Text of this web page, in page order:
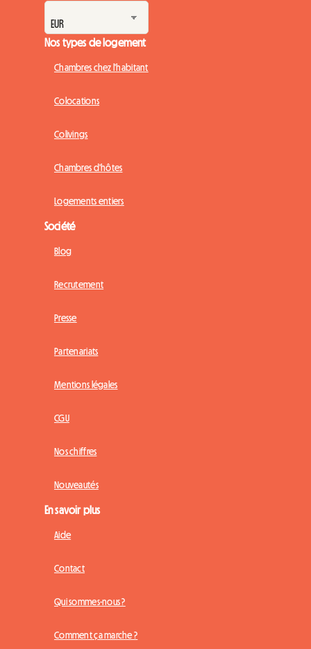
Nos types de logement
Chambres chez l'habitant
Colocations
Colivings
Chambres d'hôtes
Logements entiers
Société
Blog
Recrutement
Presse
Partenariats
Mentions légales
CGU
Nos chiffres
Nouveautés
En savoir plus
Aide
Contact
Qui sommes-nous ?
Comment ça marche ?